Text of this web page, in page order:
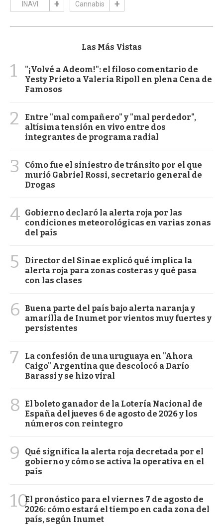
INAVI Cannabis
Las Más Vistas
1
"¡Volvé a Adeom!": el filoso comentario de
Yesty Prieto a Valeria Ripoll en plena Cena de
Famosos
2
Entre "mal compañero" y "mal perdedor",
altísima tensión en vivo entre dos
integrantes de programa radial
3
Cómo fue el siniestro de tránsito por el que
murió Gabriel Rossi, secretario general de
Drogas
4 Gobierno declaró la alerta roja por las
condiciones meteorológicas en varias zonas
del país
5
Director del Sinae explicó qué implica la
alerta roja para zonas costeras y qué pasa
con las clases
6
Buena parte del país bajo alerta naranja y
amarilla de Inumet por vientos muy fuertes y
persistentes
7
La confesión de una uruguaya en "Ahora
Caigo" Argentina que descolocó a Darío
Barassi y se hizo viral
8
El boleto ganador de la Lotería Nacional de
España del jueves 6 de agosto de 2026 y los
números con reintegro
9
Qué significa la alerta roja decretada por el
gobierno y cómo se activa la operativa en el
país
10El pronóstico para el viernes 7 de agosto de
2026: cómo estará el tiempo en cada zona del
país, según Inumet